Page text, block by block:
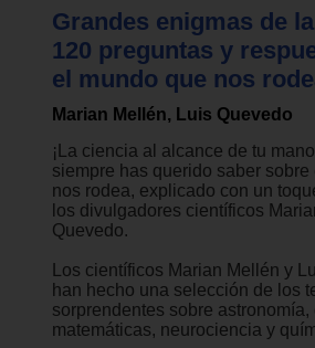
Grandes enigmas de
120 preguntas y
el mundo que nos
Marian Mellén, Luis Quevedo
¡La ciencia al alcance de tu
siempre has querido saber
nos rodea, explicado con un
los divulgadores científicos
Quevedo.
Los científicos Marian Mellén y
han hecho una selección de los
sorprendentes sobre astronomía,
matemáticas, neurociencia y